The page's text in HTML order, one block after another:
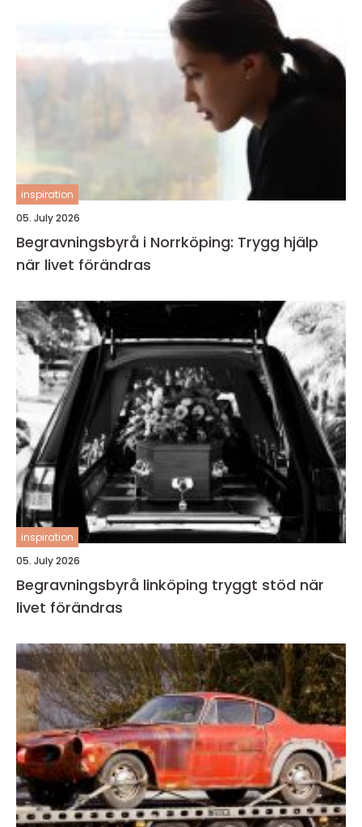
inspiration
05. July 2026
Begravningsbyrå i Norrköping: Trygg hjälp
när livet förändras
inspiration
05. July 2026
Begravningsbyrå linköping tryggt stöd när
livet förändras